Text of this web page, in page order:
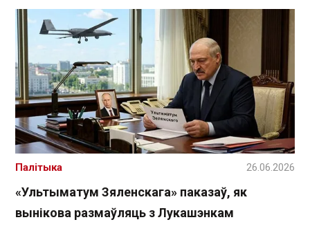
«Ультыматум Зяленскага» паказаў, як
вынікова размаўляць з Лукашэнкам
Палітыка 26.06.2026